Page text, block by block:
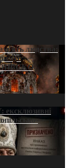
людства:
ЮНЕСКО